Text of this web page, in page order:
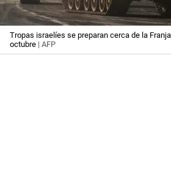
Tropas israelíes se preparan cerca de la
octubre | AFP